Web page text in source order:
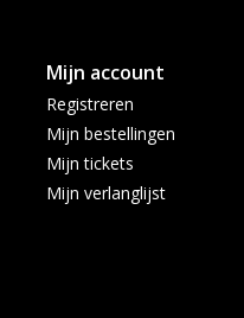
Mijn account
Registreren
Mijn bestellingen
Mijn tickets
Mijn verlanglijst